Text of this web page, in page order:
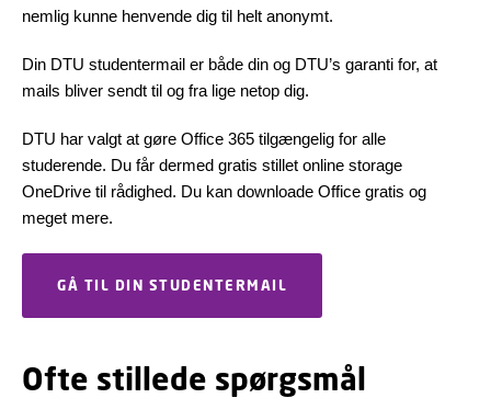
nemlig kunne henvende dig til helt anonymt.
Din DTU studentermail er både din og DTU’s garanti for, at
mails bliver sendt til og fra lige netop dig.
DTU har valgt at gøre Office 365 tilgængelig for alle
studerende. Du får dermed gratis stillet online storage
OneDrive til rådighed. Du kan downloade Office gratis og
meget mere.
GÅ TIL DIN STUDENTERMAIL
Ofte stillede spørgsmål